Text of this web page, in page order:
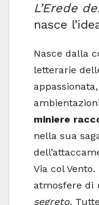
L’Erede
nasce
Nasce dalla
letterarie
miniere
nella sua
Via col
atmosfere di
segreto.